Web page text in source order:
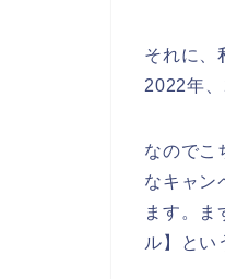
それに、
2022年
なのでこ
なキャン
ます。ま
ル】とい